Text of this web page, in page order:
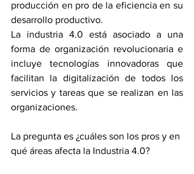
producción en pro de la eficiencia en su
desarrollo productivo.
La industria 4.0 está asociado a una
forma de organización revolucionaria e
incluye tecnologías innovadoras que
facilitan la digitalización de todos los
servicios y tareas que se realizan en las
organizaciones.
La pregunta es ¿cuáles son los pros y en
qué áreas afecta la Industria 4.0?